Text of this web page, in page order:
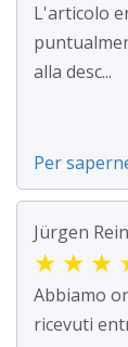
L'articolo
alla desc...
Per
Jürgen
★ ★ ★
Abbiamo
ricevuti